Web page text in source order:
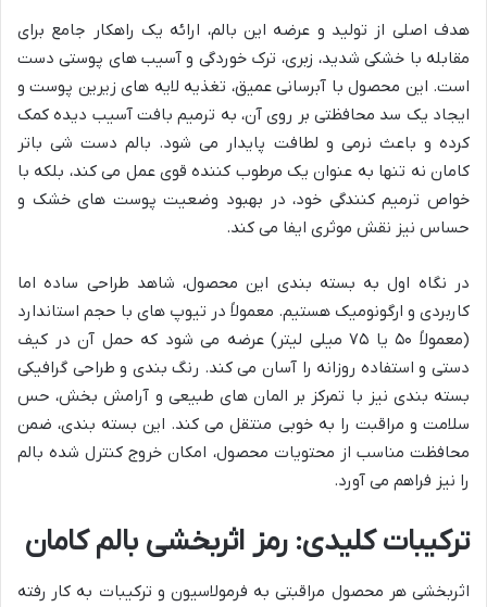
هدف اصلی از تولید و عرضه این بالم، ارائه یک راهکار جامع برای
مقابله با خشکی شدید، زبری، ترک خوردگی و آسیب های پوستی دست
است. این محصول با آبرسانی عمیق، تغذیه لایه های زیرین پوست و
ایجاد یک سد محافظتی بر روی آن، به ترمیم بافت آسیب دیده کمک
کرده و باعث نرمی و لطافت پایدار می شود. بالم دست شی باتر
کامان نه تنها به عنوان یک مرطوب کننده قوی عمل می کند، بلکه با
خواص ترمیم کنندگی خود، در بهبود وضعیت پوست های خشک و
حساس نیز نقش موثری ایفا می کند.
در نگاه اول به بسته بندی این محصول، شاهد طراحی ساده اما
کاربردی و ارگونومیک هستیم. معمولاً در تیوپ های با حجم استاندارد
(معمولاً ۵۰ یا ۷۵ میلی لیتر) عرضه می شود که حمل آن در کیف
دستی و استفاده روزانه را آسان می کند. رنگ بندی و طراحی گرافیکی
بسته بندی نیز با تمرکز بر المان های طبیعی و آرامش بخش، حس
سلامت و مراقبت را به خوبی منتقل می کند. این بسته بندی، ضمن
محافظت مناسب از محتویات محصول، امکان خروج کنترل شده بالم
را نیز فراهم می آورد.
ترکیبات کلیدی: رمز اثربخشی بالم کامان
اثربخشی هر محصول مراقبتی به فرمولاسیون و ترکیبات به کار رفته